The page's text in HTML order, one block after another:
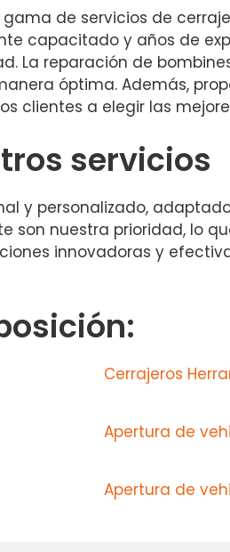
de servicios de
capacitado y años de
La reparación de
óptima. Además,
clientes a elegir las
servicios
y personalizado,
nuestra prioridad, lo
innovadoras y
Cerrajeros
Apertura de
Apertura de